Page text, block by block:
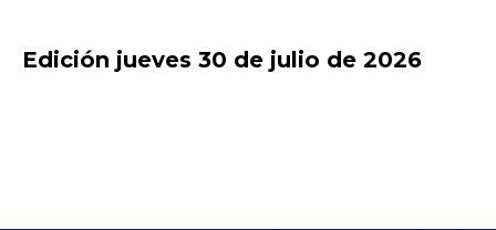
Edición jueves 30 de julio de 2026